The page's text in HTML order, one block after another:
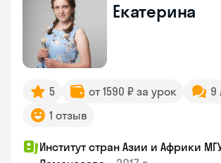
Екатерина
5 от 1590 ₽ за урок
9
1 отзыв
Институт стран Азии и Африки